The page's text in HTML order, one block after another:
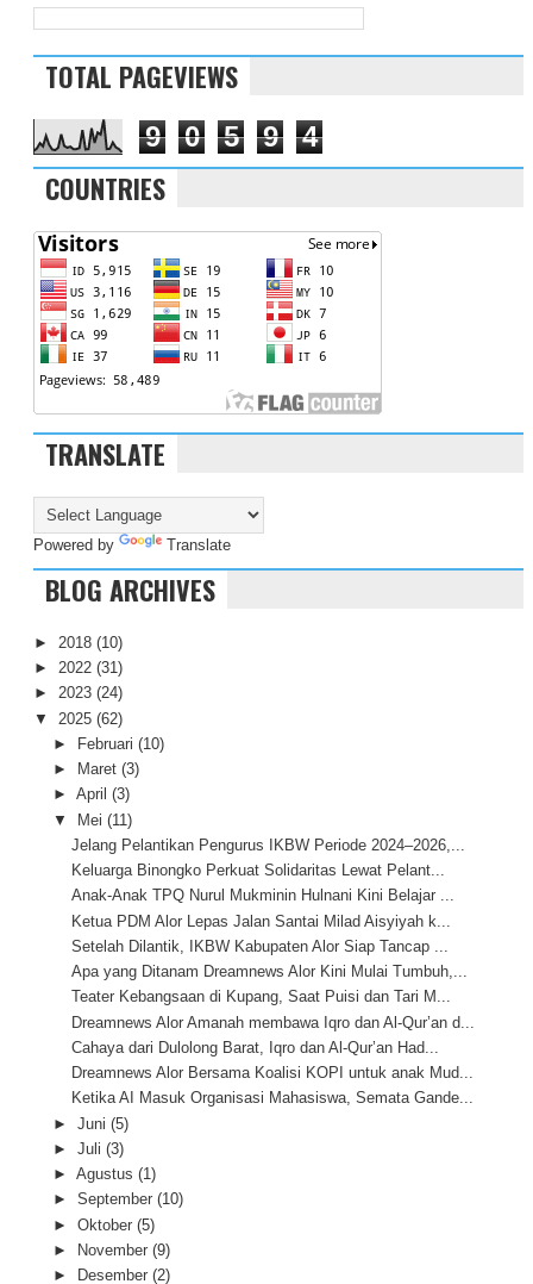
TOTAL PAGEVIEWS
9 0 5 9 4
COUNTRIES
TRANSLATE
Powered by Translate
BLOG ARCHIVES
► 2018 (10)
► 2022 (31)
► 2023 (24)
▼ 2025 (62)
►
Februari (10)
►
Maret (3)
► April (3)
▼ Mei (11)
Jelang Pelantikan Pengurus IKBW Periode 2024–2026,...
Keluarga Binongko Perkuat Solidaritas Lewat Pelant...
Anak-Anak TPQ Nurul Mukminin Hulnani Kini Belajar ...
Ketua PDM Alor Lepas Jalan Santai Milad Aisyiyah k...
Setelah Dilantik, IKBW Kabupaten Alor Siap Tancap ...
Apa yang Ditanam Dreamnews Alor Kini Mulai Tumbuh,...
Teater Kebangsaan di Kupang, Saat Puisi dan Tari M...
Dreamnews Alor Amanah membawa Iqro dan Al-Qur’an d...
Cahaya dari Dulolong Barat, Iqro dan Al-Qur’an Had...
Dreamnews Alor Bersama Koalisi KOPI untuk anak Mud...
Ketika AI Masuk Organisasi Mahasiswa, Semata Gande...
► Juni (5)
► Juli (3)
► Agustus (1)
► September (10)
► Oktober (5)
►
November (9)
►
Desember (2)